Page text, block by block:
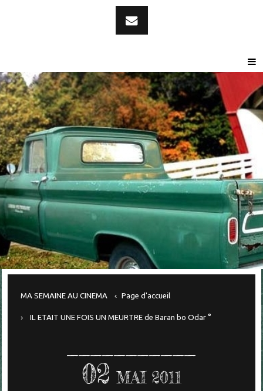
MA SEMAINE AU CINEMA Page d'accueil
IL ETAIT UNE FOIS UN MEURTRE de Baran bo Odar °
02 MAI 2011